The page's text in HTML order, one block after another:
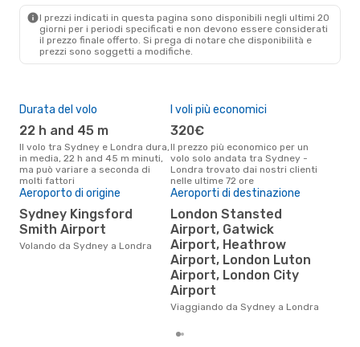
I prezzi indicati in questa pagina sono disponibili negli ultimi 20
giorni per i periodi specificati e non devono essere considerati
il ​​prezzo finale offerto. Si prega di notare che disponibilità e
prezzi sono soggetti a modifiche.
Durata del volo
22 h and 45 m
Il volo tra Sydney e Londra dura,
in media, 22 h and 45 m minuti,
ma può variare a seconda di
molti fattori
I voli più economici
320€
Il prezzo più economico per un
volo solo andata tra Sydney -
Londra trovato dai nostri clienti
nelle ultime 72 ore
Aeroporto di origine
Sydney Kingsford
Smith Airport
Volando da Sydney a Londra
Aeroporti di destinazione
London Stansted
Airport, Gatwick
Airport, Heathrow
Airport, London Luton
Airport, London City
Airport
Viaggiando da Sydney a Londra